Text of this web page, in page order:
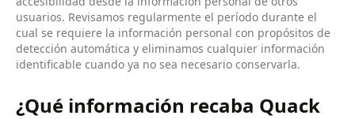
usuarios. Revisamos regularmente el período durante el
cual se requiere la información personal con propósitos de
detección automática y eliminamos cualquier información
identificable cuando ya no sea necesario conservarla.
¿Qué información recaba Quack